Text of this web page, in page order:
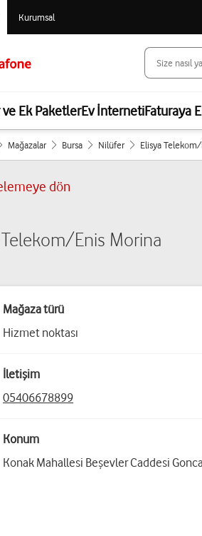
Kurumsal
Ek PaketlerEv İnternetiFaturaya
Mağazalar Bursa Nilüfer Elisya
dön
Enis Morina
Mağaza türü
Hizmet noktası
İletişim
05406678899
Konum
Konak Mahallesi Beşevler Caddesi